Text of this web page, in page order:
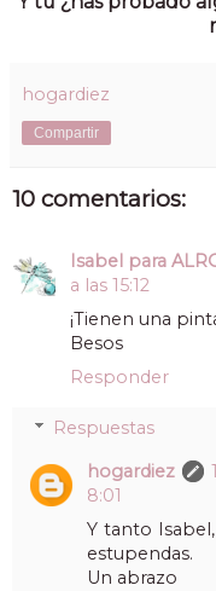
hogardiez
Compartir
10 comentarios:
Isabel para
a las 15:12
¡Tienen una
Besos
Responder
Respuestas
hogardiez
8:01
Y tanto
estupendas.
Un abrazo